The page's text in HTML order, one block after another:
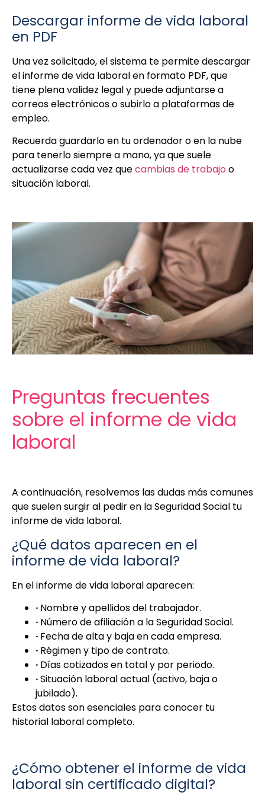
Descargar informe de vida laboral
en PDF
Una vez solicitado, el sistema te permite descargar
el informe de vida laboral en formato PDF, que
tiene plena validez legal y puede adjuntarse a
correos electrónicos o subirlo a plataformas de
empleo.
Recuerda guardarlo en tu ordenador o en la nube
para tenerlo siempre a mano, ya que suele
actualizarse cada vez quecambias de trabajo o
situación laboral.
Preguntas frecuentes
sobre el informe de vida
laboral
A continuación, resolvemos las dudas más comunes
que suelen surgir al pedir en la Seguridad Social tu
informe de vida laboral.
¿Qué datos aparecen en el
informe de vida laboral?
En el informe de vida laboral aparecen:
· Nombre y apellidos del trabajador.
· Número de afiliación a la Seguridad Social.
· Fecha de alta y baja en cada empresa.
· Régimen y tipo de contrato.
· Días cotizados en total y por periodo.
·Situación laboral actual (activo, baja o
jubilado).
Estos datos son esenciales para conocer tu
historial laboral completo.
¿Cómo obtener el informe de vida
laboral sin certificado digital?